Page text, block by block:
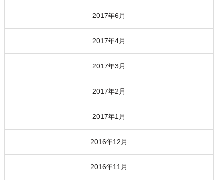
2017年6月
2017年4月
2017年3月
2017年2月
2017年1月
2016年12月
2016年11月